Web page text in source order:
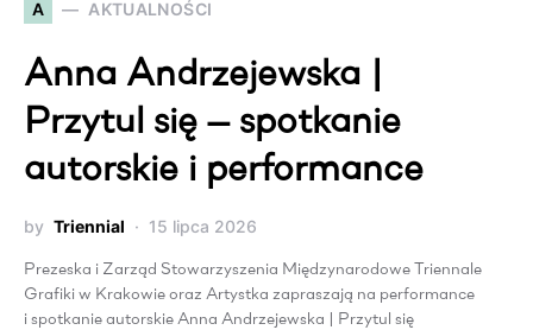
A AKTUALNOŚCI
Anna Andrzejewska |
Przytul się — spotkanie
autorskie i performance
by Triennial 15 lipca 2026
Prezeska i Zarząd Stowarzyszenia Międzynarodowe Triennale
Grafiki w Krakowie oraz Artystka zapraszają na performance
i spotkanie autorskie Anna Andrzejewska | Przytul się